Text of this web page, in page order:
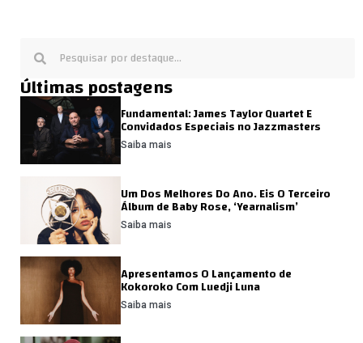
Últimas postagens
Fundamental: James Taylor Quartet E
Convidados Especiais no Jazzmasters
Saiba mais
Um Dos Melhores Do Ano. Eis O Terceiro
Álbum de Baby Rose, ‘Yearnalism’
Saiba mais
Apresentamos O Lançamento de
Kokoroko Com Luedji Luna
Saiba mais